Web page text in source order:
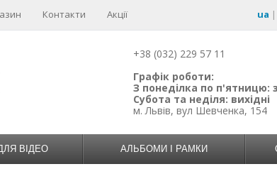
Контакти Акції ua |
+38 (032) 229 57 11
Графік роботи:
З понеділка по п'ятницю:
Субота та неділя: вихідні
м. Львів, вул Шевченка, 154
ВІДЕО АЛЬБОМИ І РАМКИ